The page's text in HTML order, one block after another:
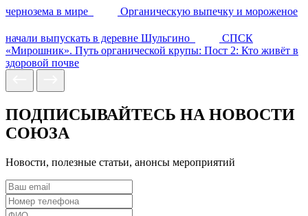
чернозема в мире Органическую выпечку и мороженое
начали выпускать в деревне Шульгино
СПСК
«Мирошник». Путь органической крупы: Пост 2: Кто живёт в
здоровой почве
ПОДПИСЫВАЙТЕСЬ НА НОВОСТИ
СОЮЗА
Новости, полезные статьи, анонсы мероприятий